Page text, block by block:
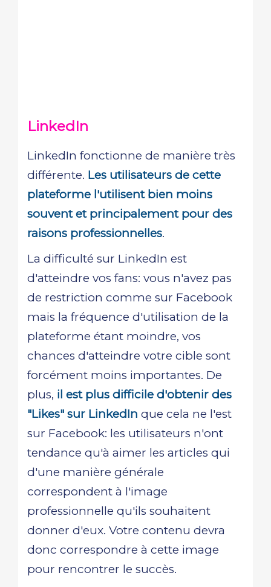
LinkedIn
LinkedIn fonctionne de manière très
différente. Les utilisateurs de cette
plateforme l'utilisent bien moins
souvent et principalement pour des
raisons professionnelles.
La difficulté sur LinkedIn est
d'atteindre vos fans: vous n'avez pas
de restriction comme sur Facebook
mais la fréquence d'utilisation de la
plateforme étant moindre, vos
chances d'atteindre votre cible sont
forcément moins importantes. De
plus, il est plus difficile d'obtenir des
"Likes" sur LinkedIn que cela ne l'est
sur Facebook: les utilisateurs n'ont
tendance qu'à aimer les articles qui
d'une manière générale
correspondent à l'image
professionnelle qu'ils souhaitent
donner d'eux. Votre contenu devra
donc correspondre à cette image
pour rencontrer le succès.